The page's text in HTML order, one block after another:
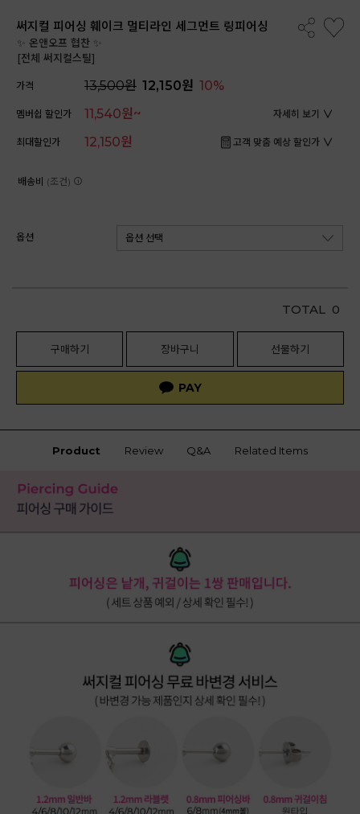
써지컬 피어싱 훼이크 멀티라인 세그먼트 링피어싱
✨ 온앤오프 협찬 ✨
[전체 써지컬스틸]
가격 13,500원 12,150원 10%
멤버쉽 할인가 11,540원~ 자세히 보기
최대할인가 12,150원 고객 맞춤 예상 할인가
배송비 (조건)
옵션
TOTAL 0
구매하기 장바구니 선물하기
Product Review Q&A Related Items